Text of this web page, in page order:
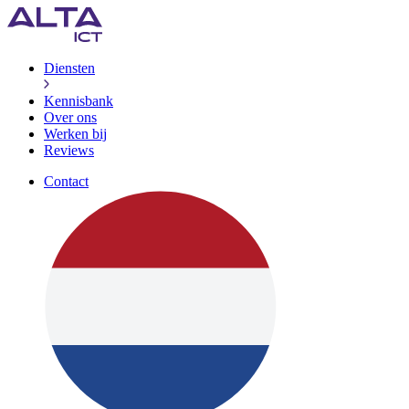
Diensten
Kennisbank
Over ons
Werken bij
Reviews
Contact